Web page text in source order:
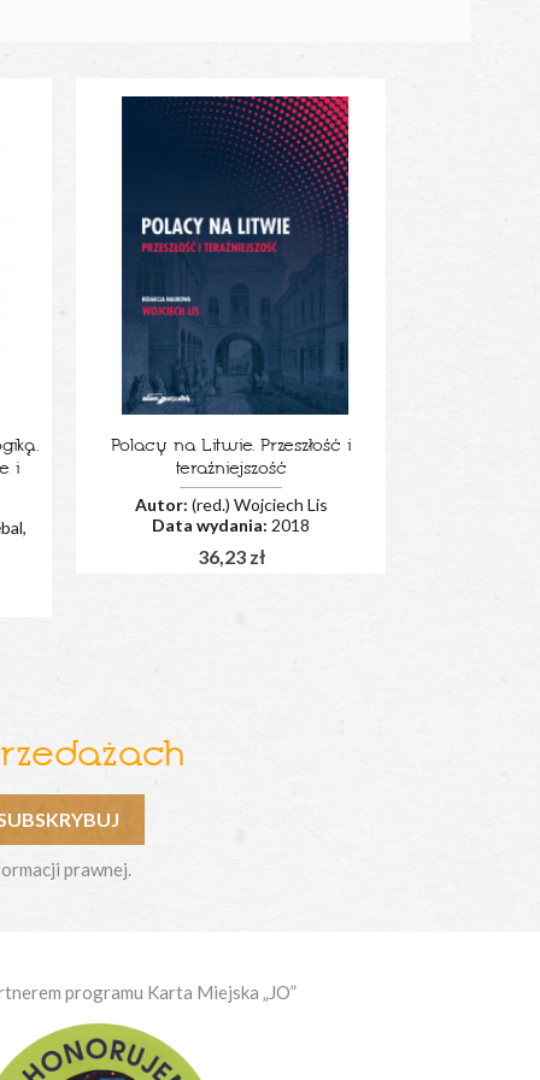
i
Polacy na Litwie. Przeszłość i
teraźniejszość
Autor: (red.) Wojciech Lis
Data wydania: 2018
36,23 zł
prawnej.
programu Karta Miejska „JO”